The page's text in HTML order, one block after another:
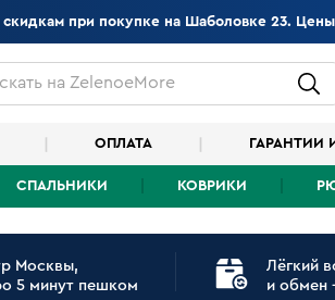
скидкам при покупке на Шаболовке 23.
на ZelenoeMore
ОПЛАТА ГАРАНТИИ
СПАЛЬНИКИ КОВРИКИ
Москвы,
5 минут пешком
Лёгкий
и обмен